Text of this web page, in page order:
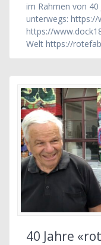
im Rahmen von
unterwegs: https://
https://
Welt https://
40 Jahre